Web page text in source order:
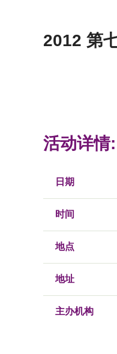
2012 第
活动详情:
日期
时间
地点
地址
主办机构